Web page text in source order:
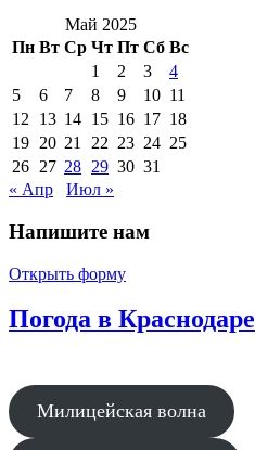
Май 2025
Пн Вт Ср Чт Пт Сб Вс
1
2 3
4
5
6 7 8 9 10 11
12
13 14 15 16 17 18
19 20 21 22 23 24 25
26 27 28 29 30 31
« Апр
Июл »
Напишите нам
Открыть форму
Погода в Краснодаре
Милицейская волна